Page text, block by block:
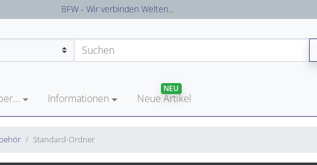
Versandkostenfreie Lieferung in Deutschland
Informationen Neue Artikel
NEU
Standard-Ordner